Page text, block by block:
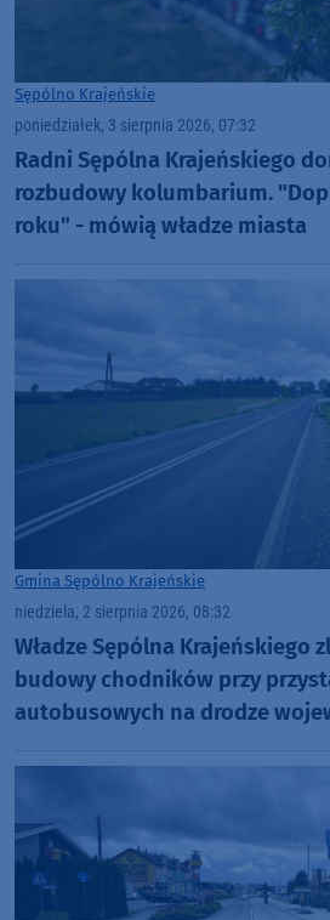
Sępólno Krajeńskie
poniedziałek, 3 sierpnia 2026, 07:32
Radni Sępólna Krajeńskiego
rozbudowy kolumbarium.
roku" - mówią władze miasta
Gmina Sępólno Krajeńskie
niedziela, 2 sierpnia 2026, 08:32
Władze Sępólna Krajeńskiego
budowy chodników przy
autobusowych na drodze